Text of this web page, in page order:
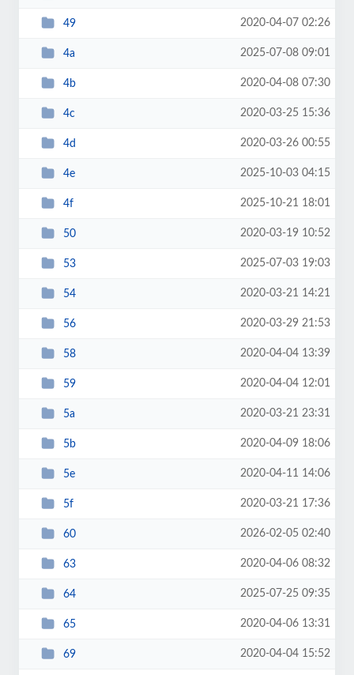
49 2020-04-07 02:26
4a 2025-07-08 09:01
4b 2020-04-08 07:30
4c 2020-03-25 15:36
4d 2020-03-26 00:55
4e 2025-10-03 04:15
4f 2025-10-21 18:01
50 2020-03-19 10:52
53 2025-07-03 19:03
54 2020-03-21 14:21
56 2020-03-29 21:53
58 2020-04-04 13:39
59 2020-04-04 12:01
5a 2020-03-21 23:31
5b 2020-04-09 18:06
5e 2020-04-11 14:06
5f 2020-03-21 17:36
60 2026-02-05 02:40
63 2020-04-06 08:32
64 2025-07-25 09:35
65 2020-04-06 13:31
69 2020-04-04 15:52